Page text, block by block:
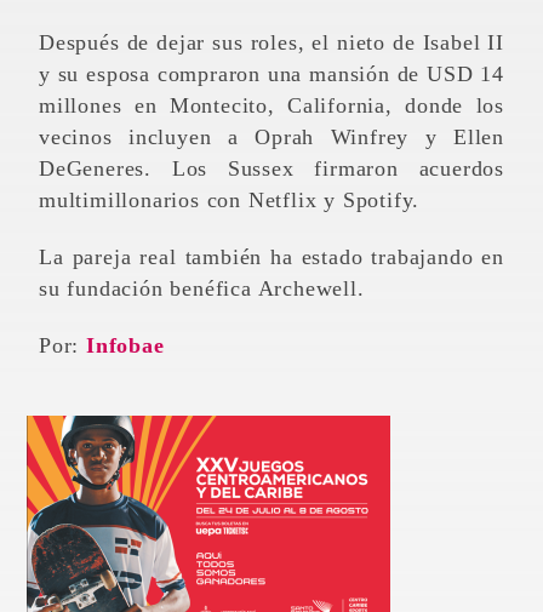
Después de dejar sus roles, el nieto de Isabel II
y su esposa compraron una mansión de USD 14
millones en Montecito, California, donde los
vecinos incluyen a Oprah Winfrey y Ellen
DeGeneres. Los Sussex firmaron acuerdos
multimillonarios con Netflix y Spotify.
La pareja real también ha estado trabajando en
su fundación benéfica Archewell.
Por:Infobae